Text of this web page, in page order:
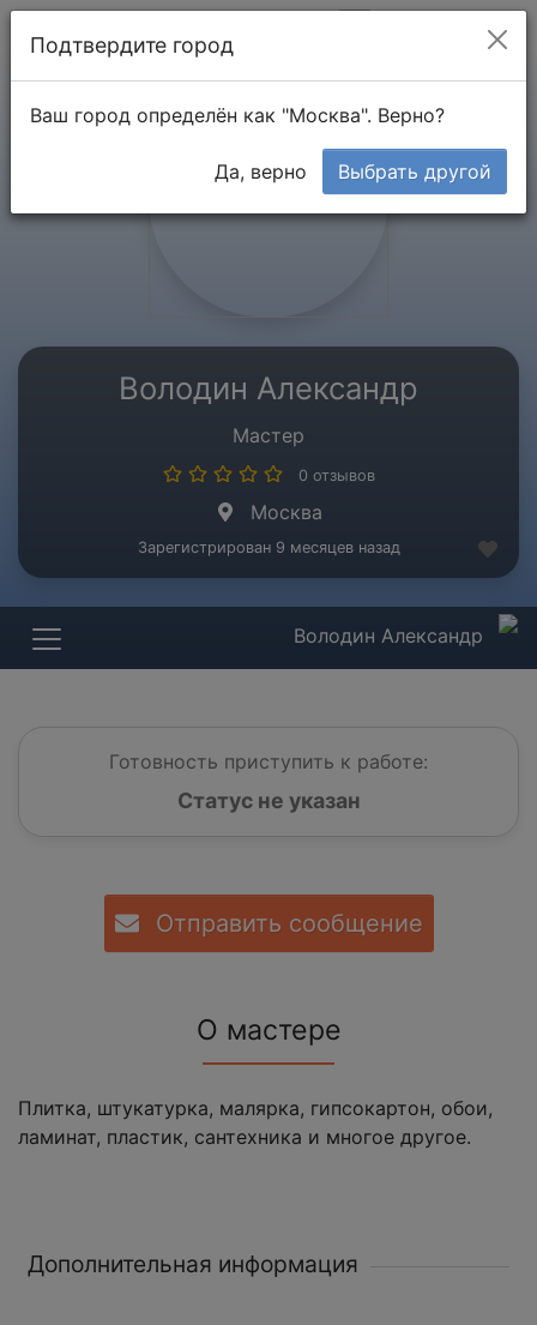
Володин Александр
Мастер
0 отзывов
Москва
Зарегистрирован 9 месяцев назад
Володин Александр
Готовность приступить к работе:
Статус не указан
Отправить сообщение
О мастере
Плитка, штукатурка, малярка, гипсокартон, обои,
ламинат, пластик, сантехника и многое другое.
Дополнительная информация
Подтвердите город
Ваш город определён как "Москва". Верно?
Да, верно Выбрать другой